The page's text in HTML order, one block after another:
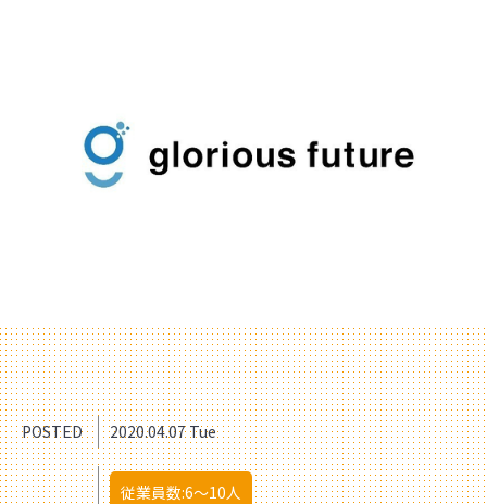
POSTED 2020.04.07 Tue
従業員数:6～10人